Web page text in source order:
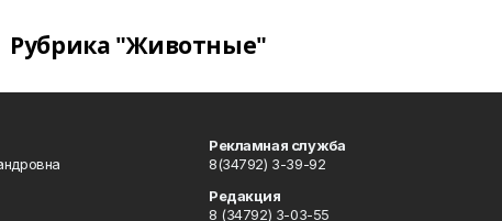
Рубрика "Животные"
Рекламная служба
8(34792) 3-39-92
Редакция
8 (34792) 3-03-55